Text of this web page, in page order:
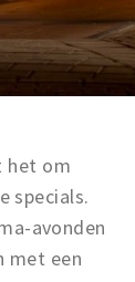
het om
specials.
avonden
met een